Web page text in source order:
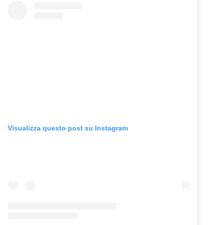
Visualizza questo post su Instagram